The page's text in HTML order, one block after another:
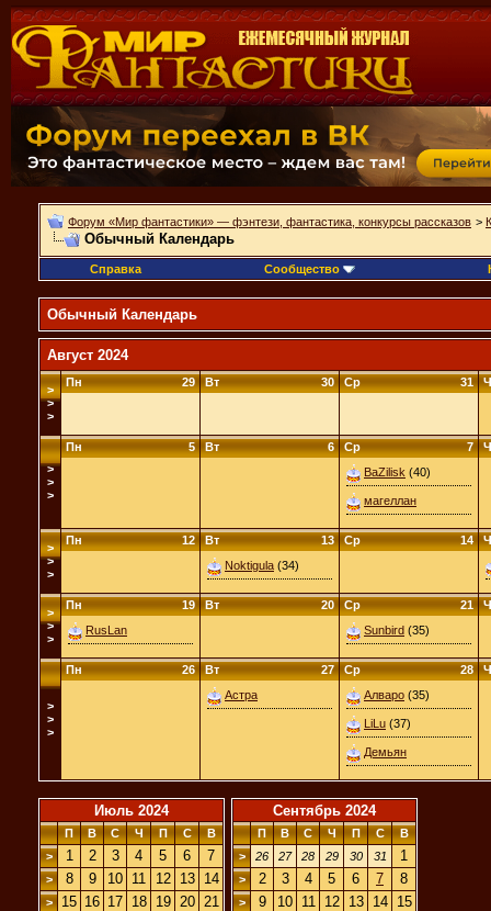
Форум «Мир фантастики» — фэнтези, фантастика, конкурсы рассказов >
Обычный Календарь
Справка Сообщество
Обычный Календарь
Август 2024
>
>
>
29
Пн 30
Вт 31
Ср
>
>
>
5
Пн 6
Вт 7
Ср
BaZilisk (40)
магеллан
>
>
>
12
Пн 13
Вт
Noktigula (34)
14
Ср
>
>
>
19
Пн
RusLan
20
Вт 21
Ср
Sunbird (35)
>
>
>
26
Пн 27
Вт
Астра
28
Ср
Алваро (35)
LiLu (37)
Демьян
Июль 2024
П В С Ч П С
В
>
1 2 3 4 5 6 7
> 8 9 10 11 12 13 14
> 15 16 17 18 19 20 21
Сентябрь 2024
П В С Ч П С
В
>
26 27 28 29 30 31 1
> 2 3 4 5 6 7 8
> 9 10 11 12 13 14 15